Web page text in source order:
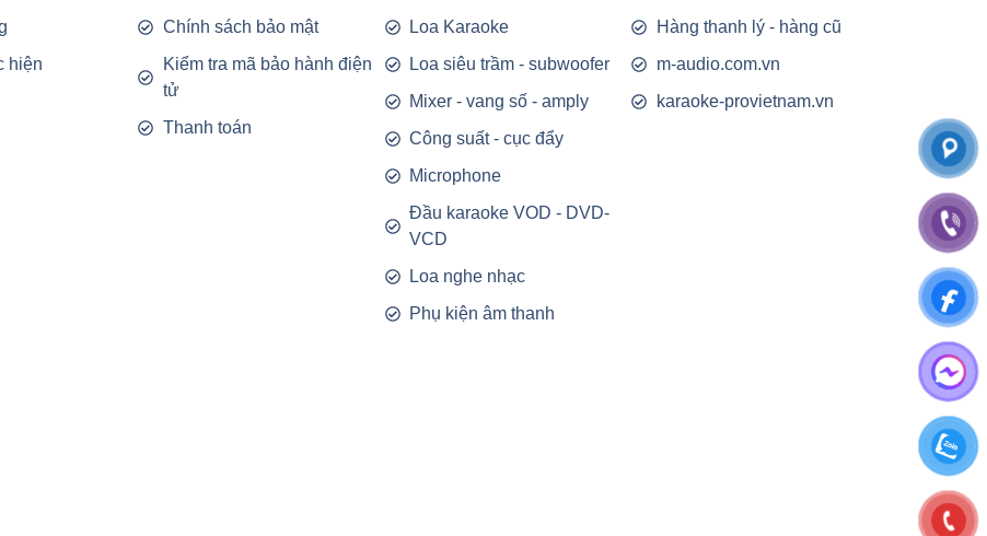
hiện
Chính sách bảo mật
Kiểm tra mã bảo hành điện
tử
Thanh toán
Loa Karaoke
Loa siêu trầm - subwoofer
Mixer - vang số - amply
Công suất - cục đẩy
Microphone
Đầu karaoke VOD - DVD-
VCD
Loa nghe nhạc
Phụ kiện âm thanh
Hàng thanh lý - hàng cũ
m-audio.com.vn
karaoke-provietnam.vn